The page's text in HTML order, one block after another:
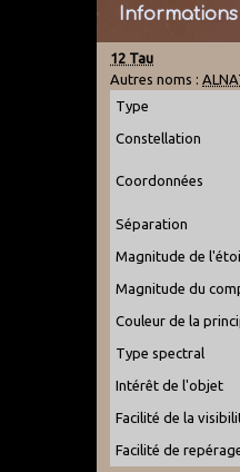
12 Tau
Autres noms :
Type
Constellation
Coordonnées
Séparation
Magnitude de
Magnitude du
Couleur de la
Type spectral
Intérêt de l'objet
Facilité de la
Facilité de